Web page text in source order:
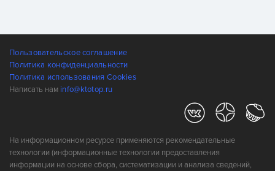
Пользовательское соглашение
Политика конфиденциальности
Политика использования Cookies
Написать нам info@ktotop.ru
На информационном ресурсе применяются рекомендательные
технологии (информационные технологии предоставления
информации на основе сбора, систематизации и анализа сведений,